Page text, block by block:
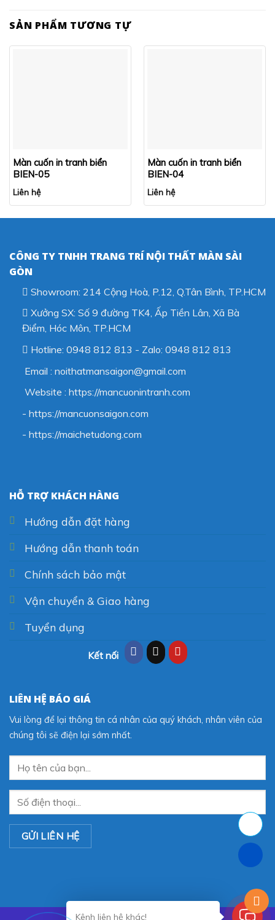
SẢN PHẨM TƯƠNG TỰ
Màn cuốn in tranh biển
BIEN-05
Liên hệ
Màn cuốn in tranh biển
BIEN-04
Liên hệ
CÔNG TY TNHH TRANG TRÍ NỘI THẤT MÀN SÀI
GÒN
Showroom: 214 Cộng Hoà, P.12, Q.Tân Bình, TP.HCM
Xưởng SX: Số 9 đường TK4, Ấp Tiền Lân, Xã Bà
Điểm, Hóc Môn, TP.HCM
Hotline: 0948 812 813 - Zalo: 0948 812 813
Email : noithatmansaigon@gmail.com
Website : https://mancuonintranh.com
- https://mancuonsaigon.com
- https://maichetudong.com
HỖ TRỢ KHÁCH HÀNG
Hướng dẫn đặt hàng
Hướng dẫn thanh toán
Chính sách bảo mật
Vận chuyển & Giao hàng
Tuyển dụng
Kết nối
LIÊN HỆ BÁO GIÁ
Vui lòng để lại thông tin cá nhân của quý khách, nhân viên của
chúng tôi sẽ điện lại sớm nhất.
Kênh liên hệ khác!